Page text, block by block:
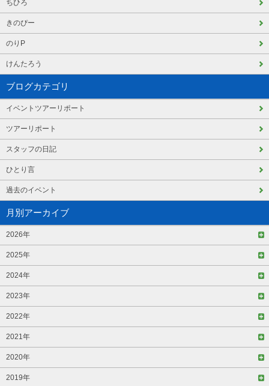
ちひろ
きのぴー
のりP
けんたろう
ブログカテゴリ
イベントツアーリポート
ツアーリポート
スタッフの日記
ひとり言
過去のイベント
月別アーカイブ
2026年
2025年
2024年
2023年
2022年
2021年
2020年
2019年